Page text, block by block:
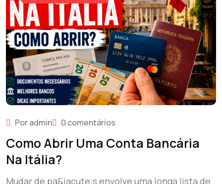
Por admin 0 comentários
Como Abrir Uma Conta Bancária
Na Itália?
Mudar de pa&iacute;s envolve uma longa lista de